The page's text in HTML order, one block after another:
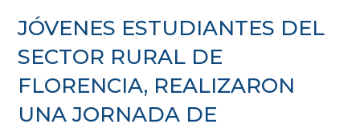
JÓVENES ESTUDIANTES DEL
SECTOR RURAL DE
FLORENCIA, REALIZARON
UNA JORNADA DE